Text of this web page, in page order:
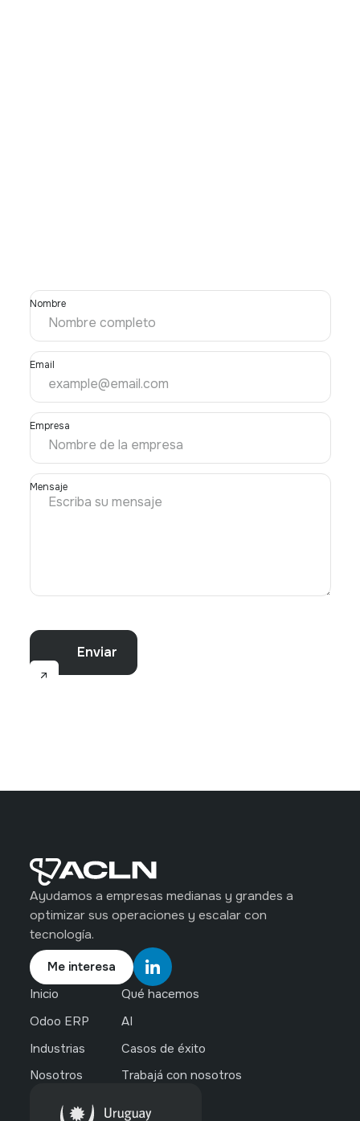
Nombre
Email
Empresa
Mensaje
Ayudamos a empresas medianas y grandes a
optimizar sus operaciones y escalar con
tecnología.
Me interesa
Inicio
Qué hacemos
Odoo ERP
AI
Industrias
Casos de éxito
Nosotros
Trabajá con nosotros